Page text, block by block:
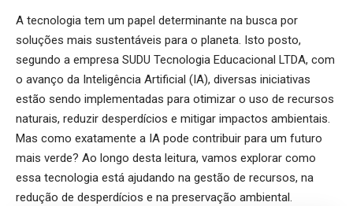
A tecnologia tem um papel determinante na busca por
soluções mais sustentáveis para o planeta. Isto posto,
segundo a empresa SUDU Tecnologia Educacional LTDA, com
o avanço da Inteligência Artificial (IA), diversas iniciativas
estão sendo implementadas para otimizar o uso de recursos
naturais, reduzir desperdícios e mitigar impactos ambientais.
Mas como exatamente a IA pode contribuir para um futuro
mais verde? Ao longo desta leitura, vamos explorar como
essa tecnologia está ajudando na gestão de recursos, na
redução de desperdícios e na preservação ambiental.